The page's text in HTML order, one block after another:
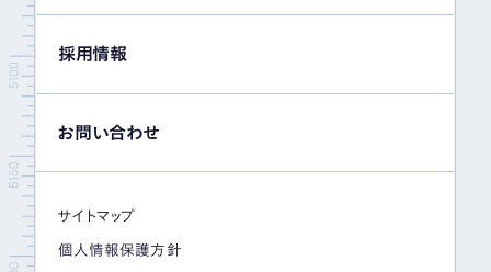
採用情報
お問い合わせ
サイトマップ
個人情報保護方針